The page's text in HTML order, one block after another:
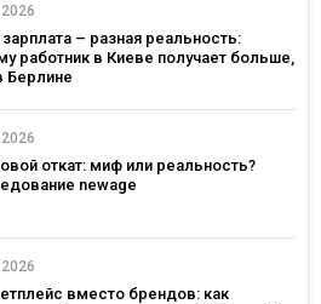
– разная реальность:
работник в Киеве получает больше,
Берлине
откат: миф или реальность?
newage
вместо брендов: как